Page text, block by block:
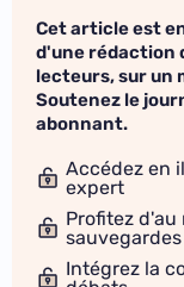
Cet article est
d'une rédaction
lecteurs, sur un
Soutenez le
abonnant.
Accédez en
expert
Profitez d'au
sauvegardes
Intégrez la